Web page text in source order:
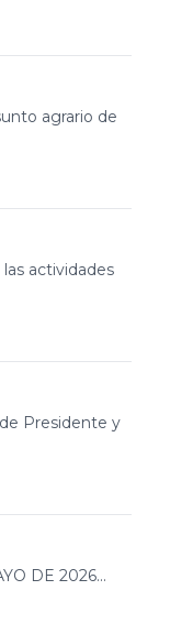
agrario de
actividades
Presidente y
DE 2026...